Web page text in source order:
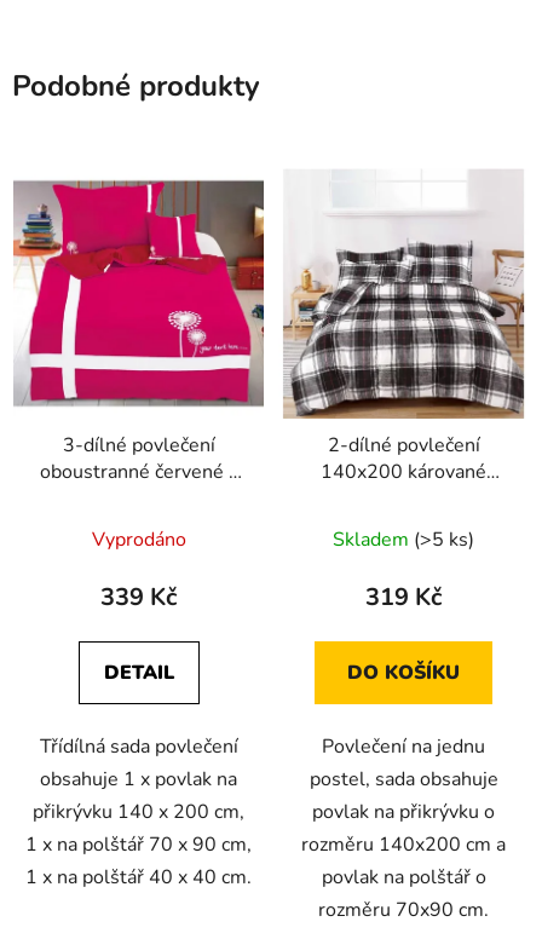
Podobné produkty
3-dílné povlečení
oboustranné červené s
pampeliškami
140X200+70X90+40X40
Vyprodáno
339 Kč
DETAIL
Třídílná sada povlečení
obsahuje 1 x povlak na
přikrývku 140 x 200 cm,
1 x na polštář 70 x 90 cm,
1 x na polštář 40 x 40 cm.
2-dílné povlečení
140x200 kárované
Skladem (>5 ks)
319 Kč
DO KOŠÍKU
Povlečení na jednu
postel, sada obsahuje
povlak na přikrývku o
rozměru 140x200 cm a
povlak na polštář o
rozměru 70x90 cm.